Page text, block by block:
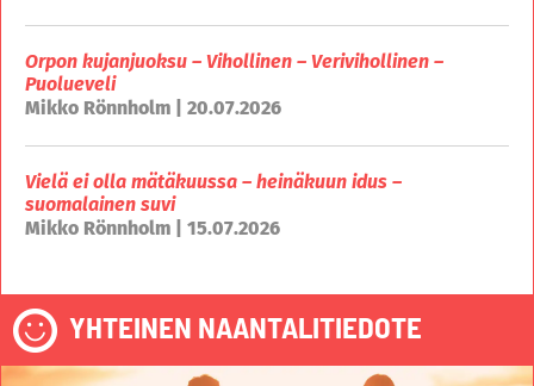
Orpon kujanjuoksu – Vihollinen – Verivihollinen –
Puolueveli
Mikko Rönnholm | 20.07.2026
Vielä ei olla mätäkuussa – heinäkuun idus –
suomalainen suvi
Mikko Rönnholm | 15.07.2026
YHTEINEN NAANTALITIEDOTE